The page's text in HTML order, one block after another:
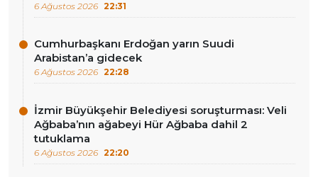
6 Ağustos 2026 22:31
Cumhurbaşkanı Erdoğan yarın Suudi
Arabistan’a gidecek
6 Ağustos 2026 22:28
İzmir Büyükşehir Belediyesi soruşturması: Veli
Ağbaba’nın ağabeyi Hür Ağbaba dahil 2
tutuklama
6 Ağustos 2026 22:20